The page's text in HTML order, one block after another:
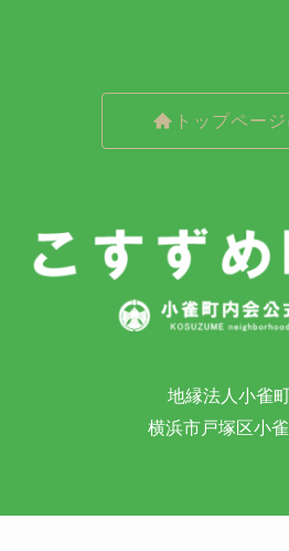
トップペー
地縁法人小雀
横浜市戸塚区小